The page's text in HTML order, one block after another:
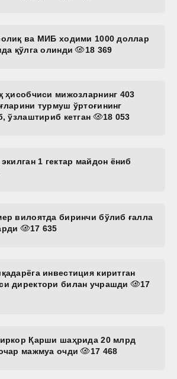
ва МИБ ходими 1000 доллар
қўлга олинди
18 369
ҳисобчиси мижозларнинг 403
турмуш ўртоғининг
ўзлаштириб кетган
18 053
1 гектар майдон ёниб
вилоятда биринчи бўлиб ғалла
17 635
инвестиция киритган
директори билан учрашди
17
Қарши шаҳрида 20 млрд
мажмуа очди
17 468